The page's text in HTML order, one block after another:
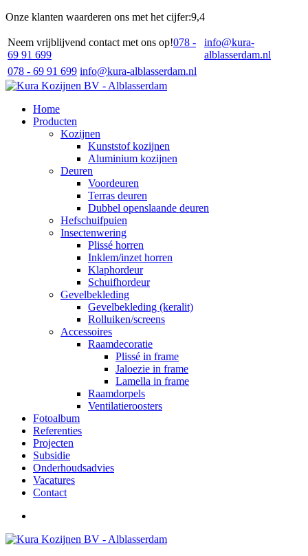
Onze klanten waarderen ons met het cijfer:9,4
Neem vrijblijvend contact met ons op!078 -
69 91 699
info@kura-
alblasserdam.nl
078 - 69 91 699 info@kura-alblasserdam.nl
Home
Producten
Kozijnen
Kunststof kozijnen
Aluminium kozijnen
Deuren
Voordeuren
Terras deuren
Dubbel openslaande deuren
Hefschuifpuien
Insectenwering
Plissé horren
Inklem/inzet horren
Klaphordeur
Schuifhordeur
Gevelbekleding
Gevelbekleding (keralit)
Rolluiken/screens
Accessoires
Raamdecoratie
Plissé in frame
Jaloezie in frame
Lamella in frame
Raamdorpels
Ventilatieroosters
Fotoalbum
Referenties
Projecten
Subsidie
Onderhoudsadvies
Vacatures
Contact